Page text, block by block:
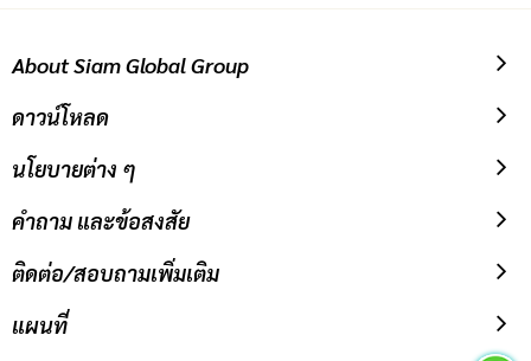
About Siam Global Group
ดาวน์โหลด
นโยบายต่าง ๆ
คำถาม และข้อสงสัย
ติดต่อ/สอบถามเพิ่มเติม
แผนที่